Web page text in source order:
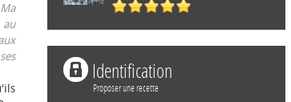
Identification
Proposer une recette